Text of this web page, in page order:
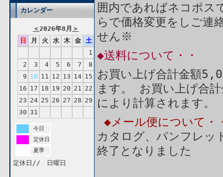
カレンダー
＜2026年8月 ＞
日
月 火 水 木 金
土
1
2
3 4 5 6 7
8
9 10 11 12 13 14 15
16 17 18 19 20 21 22
23 24 25 26 27 28 29
30 31
今日
定休日
夏季
定休日// 日曜日
囲内であればネコポス
らで価格変更をしご連
せん※
◆送料について・・
お買い上げ合計金額
ます。 お買い上げ合
により計算されます。
◆メール便について・
カタログ、パンフレッ
終了となりました